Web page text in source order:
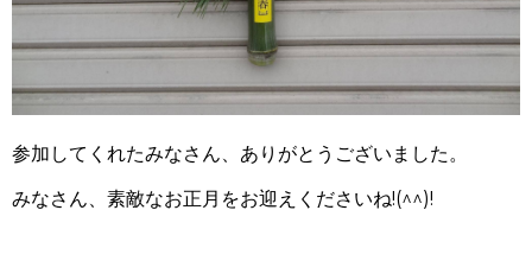
参加してくれたみなさん、ありがとうございました。
みなさん、素敵なお正月をお迎えくださいね!(^^)!